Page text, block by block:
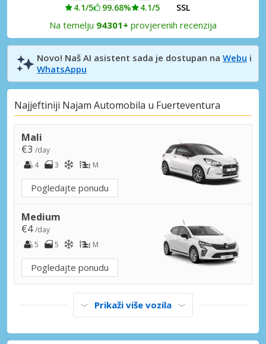
4.1/5 99.68% 4.1/5 SSL
Na temelju 94301+ provjerenih recenzija
Novo! Naš AI asistent sada je dostupan na Webu i
WhatsAppu
Najjeftiniji Najam Automobila u Fuerteventura
Mali
€3 /day
4
3 M
Pogledajte ponudu
Medium
€4/day
5
5 M
Pogledajte ponudu
Prikaži više vozila